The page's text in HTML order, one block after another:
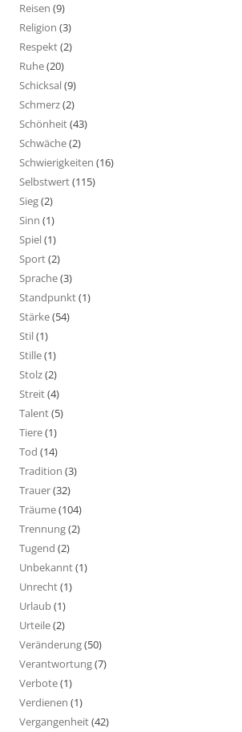
Reisen (9)
Religion (3)
Respekt(2)
Ruhe(20)
Schicksal(9)
Schmerz(2)
Schönheit(43)
Schwäche(2)
Schwierigkeiten (16)
Selbstwert(115)
Sieg(2)
Sinn (1)
Spiel(1)
Sport(2)
Sprache(3)
Standpunkt(1)
Stärke(54)
Stil(1)
Stille(1)
Stolz(2)
Streit(4)
Talent(5)
Tiere(1)
Tod (14)
Tradition (3)
Trauer(32)
Träume(104)
Trennung(2)
Tugend (2)
Unbekannt(1)
Unrecht(1)
Urlaub(1)
Urteile(2)
Veränderung(50)
Verantwortung(7)
Verbote(1)
Verdienen (1)
Vergangenheit(42)